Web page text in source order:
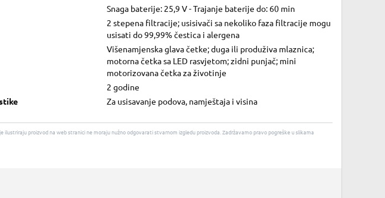
Snaga baterije: 25,9 V - Trajanje baterije do: 60 min
2 stepena filtracije; usisivači sa nekoliko faza filtracije mogu
usisati do 99,99% čestica i alergena
Višenamjenska glava četke; duga ili produživa mlaznica;
motorna četka sa LED rasvjetom; zidni punjač; mini
motorizovana četka za životinje
2 godine
Za usisavanje podova, namještaja i visina
ilustriraju proizvod na web stranici ne moraju nužno odgovarati stvarnom izgledu proizvoda. Zadržavamo pravo pogreške u slikama